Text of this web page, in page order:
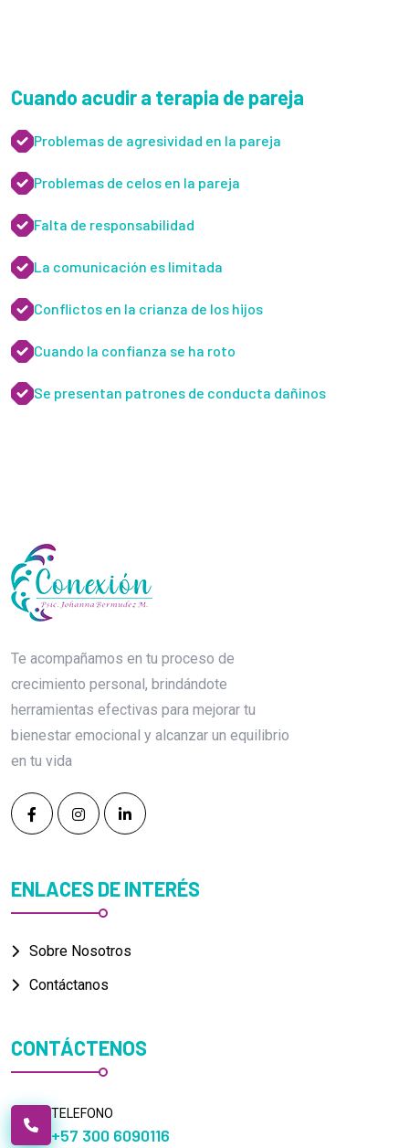
Cuando acudir a terapia de pareja
Problemas de agresividad en la pareja
Problemas de celos en la pareja
Falta de responsabilidad
La comunicación es limitada
Conflictos en la crianza de los hijos
Cuando la confianza se ha roto
Se presentan patrones de conducta dañinos
Te acompañamos en tu proceso de
crecimiento personal, brindándote
herramientas efectivas para mejorar tu
bienestar emocional y alcanzar un equilibrio
en tu vida
ENLACES DE INTERÉS
Sobre Nosotros
Contáctanos
CONTÁCTENOS
TELEFONO
+57 300 6090116